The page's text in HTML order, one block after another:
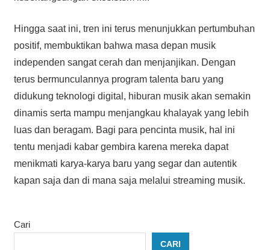
Hingga saat ini, tren ini terus menunjukkan pertumbuhan
positif, membuktikan bahwa masa depan musik
independen sangat cerah dan menjanjikan. Dengan
terus bermunculannya program talenta baru yang
didukung teknologi digital, hiburan musik akan semakin
dinamis serta mampu menjangkau khalayak yang lebih
luas dan beragam. Bagi para pencinta musik, hal ini
tentu menjadi kabar gembira karena mereka dapat
menikmati karya-karya baru yang segar dan autentik
kapan saja dan di mana saja melalui streaming musik.
Cari
CARI